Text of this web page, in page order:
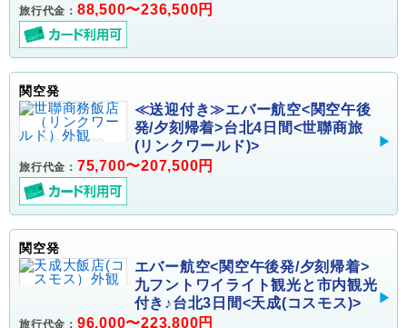
旅行代金： 88,500〜236,500円
関空発
≪送迎付き≫エバー航空<関空午後
発/夕刻帰着>台北4日間<世聯商旅
(リンクワールド)>
旅行代金： 75,700〜207,500円
関空発
エバー航空<関空午後発/夕刻帰着>
九フントワイライト観光と市内観光
付き♪台北3日間<天成(コスモス)>
旅行代金： 96,000〜223,800円